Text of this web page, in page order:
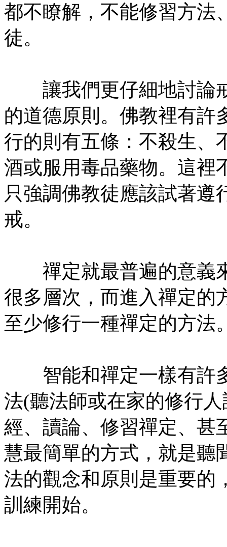
都不瞭解，不能修習方法
徒。
讓我們更仔細地討論
的道德原則。佛教裡有許
行的則有五條：不殺生、
酒或服用毒品藥物。這裡
只強調佛教徒應該試著遵
戒。
禪定就最普遍的意義
很多層次，而進入禪定的
至少修行一種禪定的方法
智能和禪定一樣有許
法(聽法師或在家的修行
經、讀論、修習禪定、甚
慧最簡單的方式，就是聽
法的觀念和原則是重要的
訓練開始。